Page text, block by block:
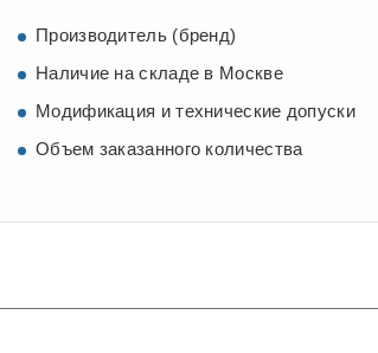
Производитель (бренд)
Наличие на складе в Москве
Модификация и технические допуски
Объем заказанного количества